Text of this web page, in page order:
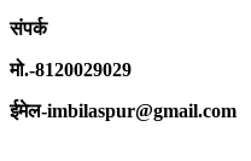
संपर्क
मो.-8120029029
ईमेल-imbilaspur@gmail.com